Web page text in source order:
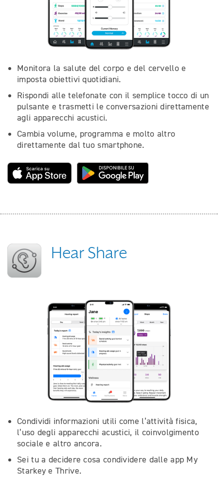
Monitora la salute del corpo e del cervello e
imposta obiettivi quotidiani.
Rispondi alle telefonate con il semplice tocco di un
pulsante e trasmetti le conversazioni direttamente
agli apparecchi acustici.
Cambia volume, programma e molto altro
direttamente dal tuo smartphone.
Hear Share
Condividi informazioni utili come l’attività fisica,
l’uso degli apparecchi acustici, il coinvolgimento
sociale e altro ancora.
Sei tu a decidere cosa condividere dalle app My
Starkey e Thrive.